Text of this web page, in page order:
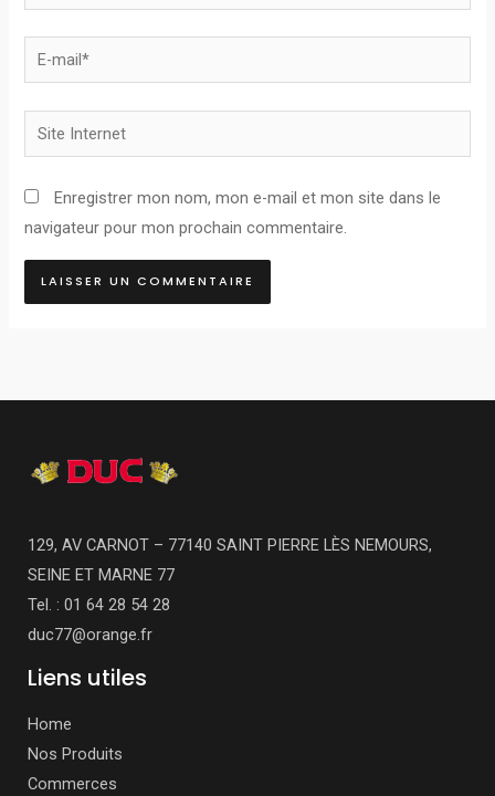
E-
mail*
Site
Internet
Enregistrer mon nom, mon e-mail et mon site dans le
navigateur pour mon prochain commentaire.
129, AV CARNOT – 77140 SAINT PIERRE LÈS NEMOURS,
SEINE ET MARNE 77
Tel. : 01 64 28 54 28
duc77@orange.fr
Liens utiles
Home
Nos Produits
Commerces